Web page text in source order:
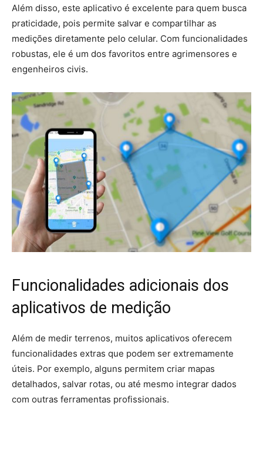
Além disso, este aplicativo é excelente para quem busca
praticidade, pois permite salvar e compartilhar as
medições diretamente pelo celular. Com funcionalidades
robustas, ele é um dos favoritos entre agrimensores e
engenheiros civis.
Funcionalidades adicionais dos
aplicativos de medição
Além de medir terrenos, muitos aplicativos oferecem
funcionalidades extras que podem ser extremamente
úteis. Por exemplo, alguns permitem criar mapas
detalhados, salvar rotas, ou até mesmo integrar dados
com outras ferramentas profissionais.